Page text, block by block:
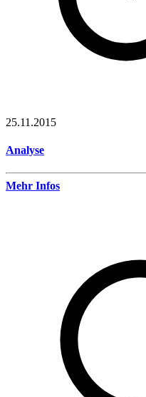
25.11.2015
Analyse
Mehr Infos